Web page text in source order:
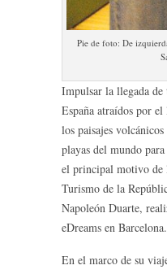
Pie de foto: De
Impulsar la llegada de
España atraídos por
los paisajes
playas del mundo
el principal motivo de
Turismo de la
Napoleón Duarte,
eDreams en Barcelona.
En el marco de su